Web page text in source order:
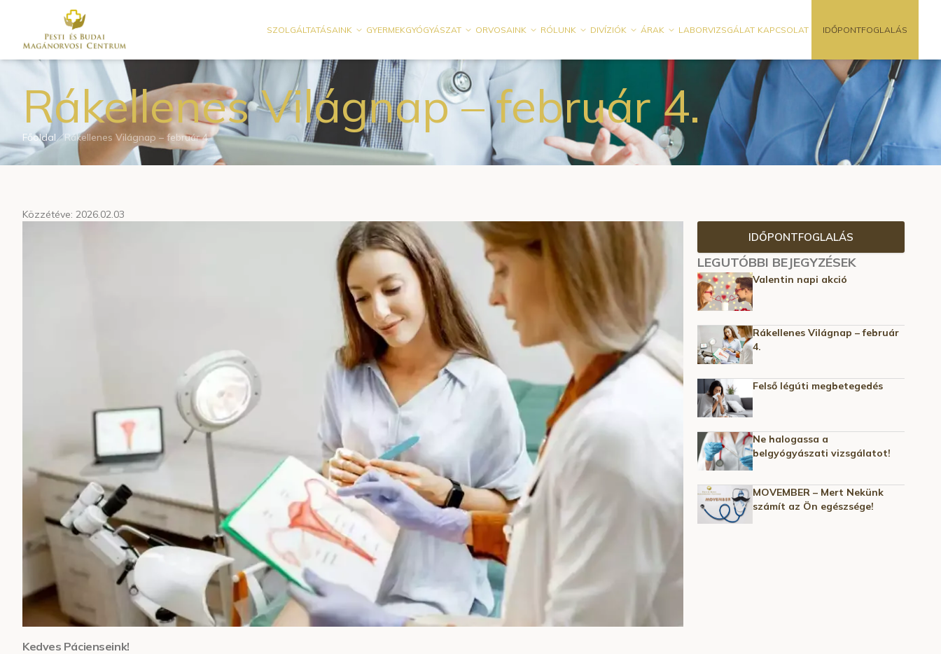
SZOLGÁLTATÁSAINK GYERMEKGYÓGYÁSZAT ORVOSAINK RÓLUNK DIVÍZIÓK ÁRAK LABORVIZSGÁLAT KAPCSOLAT IDŐPONTFOGLALÁS
Rákellenes Világnap – február 4.
Főoldal Rákellenes Világnap – február 4.
Közzétéve: 2026.02.03
Kedves Pácienseink!
IDŐPONTFOGLALÁS
LEGUTÓBBI BEJEGYZÉSEK
Valentin napi akció
Rákellenes Világnap – február
4.
Felső légúti megbetegedés
Ne halogassa a
belgyógyászati vizsgálatot!
MOVEMBER – Mert Nekünk
számít az Ön egészsége!